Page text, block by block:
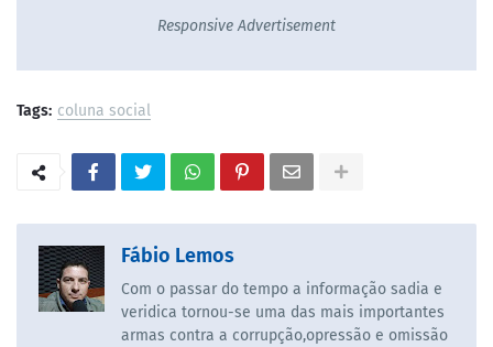
Responsive Advertisement
Tags: coluna social
Fábio Lemos
Com o passar do tempo a informação sadia e
veridica tornou-se uma das mais importantes
armas contra a corrupção,opressão e omissão